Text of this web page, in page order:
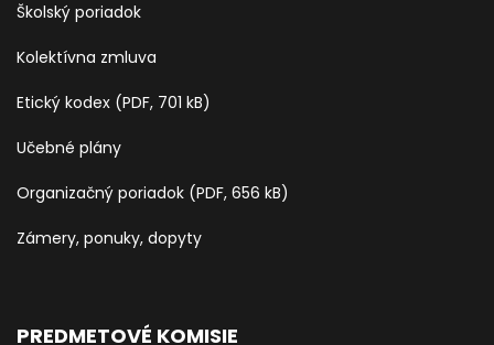
Školský poriadok
Kolektívna zmluva
Etický kodex (PDF, 701 kB)
Učebné plány
Organizačný poriadok (PDF, 656 kB)
Zámery, ponuky, dopyty
PREDMETOVÉ KOMISIE